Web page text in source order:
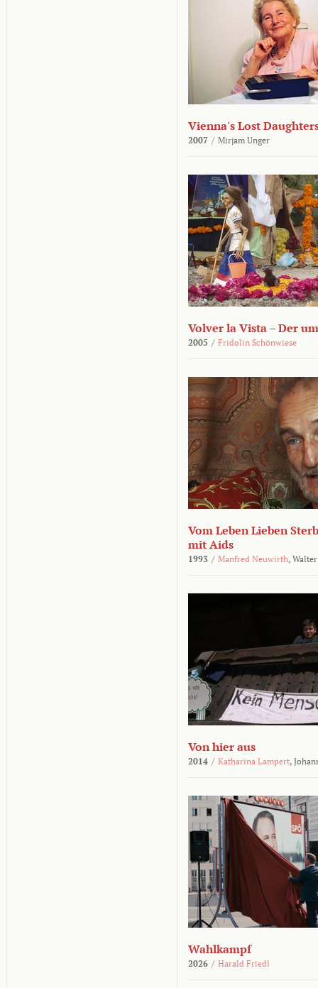
Vienna's Lost
2007 / Mirjam Unger
Volver la Vista – Der
2005 / Fridolin Schönwiese
Vom Leben Lieben
mit Aids
1993 / Manfred Neuwirth,
Von hier aus
2014 / Katharina Lampert,
Wahlkampf
2026 / Harald Friedl